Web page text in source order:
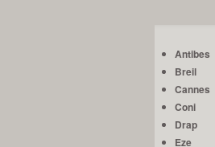
Antibes
Breil
Cannes
Coni
Drap
Eze